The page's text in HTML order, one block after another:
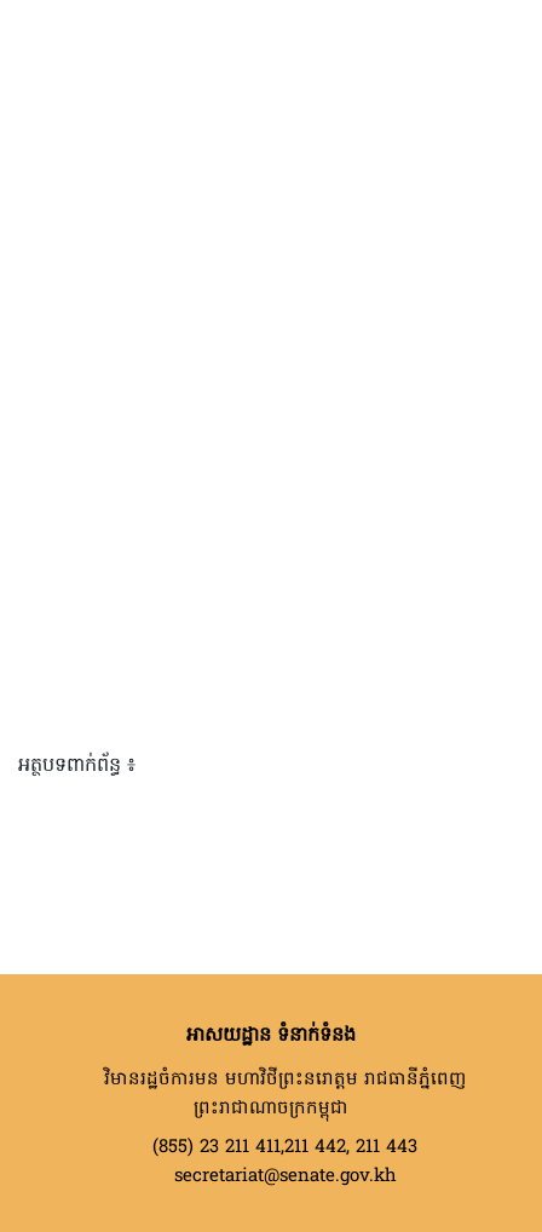
អត្ថបទពាក់ព័ន្ធ ៖
អាសយដ្ឋាន ទំនាក់ទំនង
វិមានរដ្ឋចំការមន មហាវិថីព្រះនរោត្តម រាជធានីភ្នំពេញ
ព្រះរាជាណាចក្រកម្ពុជា
(855) 23 211 411,211 442, 211 443
secretariat@senate.gov.kh